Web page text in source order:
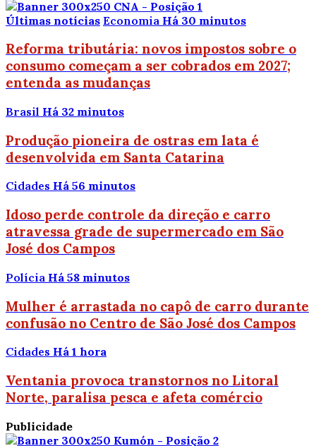
Últimas notícias Economia Há 30 minutos
Reforma tributária: novos impostos sobre o
consumo começam a ser cobrados em 2027;
entenda as mudanças
Brasil Há 32 minutos
Produção pioneira de ostras em lata é
desenvolvida em Santa Catarina
Cidades Há 56 minutos
Idoso perde controle da direção e carro
atravessa grade de supermercado em São
José dos Campos
Polícia Há 58 minutos
Mulher é arrastada no capô de carro durante
confusão no Centro de São José dos Campos
Cidades Há 1 hora
Ventania provoca transtornos no Litoral
Norte, paralisa pesca e afeta comércio
Publicidade